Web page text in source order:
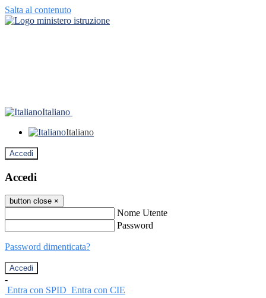
Salta al contenuto
Italiano
Italiano
Accedi
Accedi
button close ×
Nome Utente
Password
Password dimenticata?
-
Entra con SPID Entra con CIE